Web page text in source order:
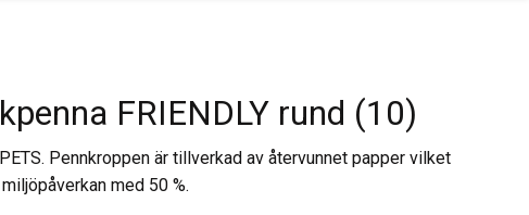
FRIENDLY rund (10)
Pennkroppen är tillverkad av återvunnet papper vilket
med 50 %.